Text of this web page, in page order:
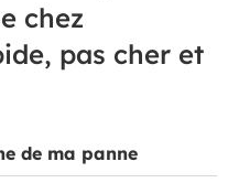
chez
pas cher et
de ma panne